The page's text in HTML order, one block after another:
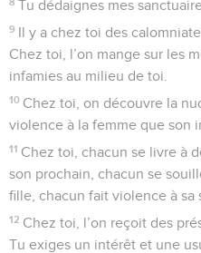
Tu dédaignes mes
9 Il y a chez toi des
Chez toi, l’on mange sur les
infamies au milieu de toi.
10 Chez toi, on découvre la
violence à la femme que son
11 Chez toi, chacun se livre à
son prochain, chacun se
fille, chacun fait violence à sa
12 Chez toi, l’on reçoit des
Tu exiges un intérêt et une